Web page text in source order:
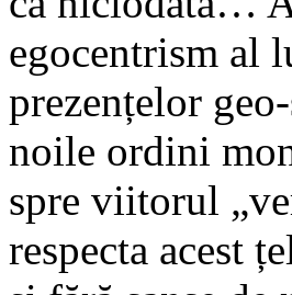
egocentrism al
prezențelor
noile ordini
spre viitorul
respecta acest